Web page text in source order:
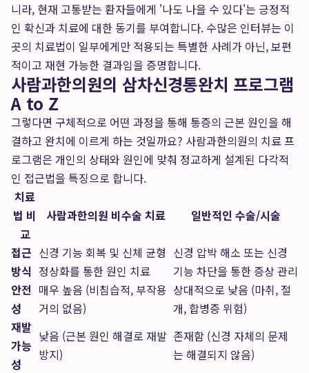
니라, 현재 고통받는 환자들에게 '나도 나을 수 있다'는 긍정적
인 확신과 치료에 대한 동기를 부여합니다. 수많은 인터뷰는 이
곳의 치료법이 일부에게만 적용되는 특별한 사례가 아닌, 보편
적이고 재현 가능한 결과임을 증명합니다.
사람과한의원의 삼차신경통완치 프로그램
A to Z
그렇다면 구체적으로 어떤 과정을 통해 통증의 근본 원인을 해
결하고 완치에 이르게 하는 것일까요? 사람과한의원의 치료 프
로그램은 개인의 상태와 원인에 맞춰 정교하게 설계된 다각적
인 접근법을 특징으로 합니다.
치료
법 비
교
사람과한의원 비수술 치료 일반적인 수술/시술
접근
방식
신경 기능 회복 및 신체 균형
정상화를 통한 원인 치료
신경 압박 해소 또는 신경
기능 차단을 통한 증상 관리
안전
성
매우 높음 (비침습적, 부작용
거의 없음)
상대적으로 낮음 (마취, 절
개, 합병증 위험)
재발
가능
성
낮음 (근본 원인 해결로 재발
방지)
존재함 (신경 자체의 문제
는 해결되지 않음)